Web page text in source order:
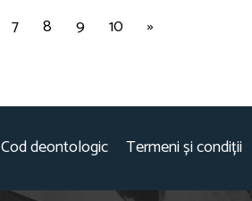
7 8 9 10 »
Cod deontologic Termeni și condiții